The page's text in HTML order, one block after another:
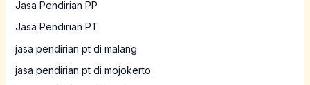
Jasa Pendirian PP
Jasa Pendirian PT
jasa pendirian pt di malang
jasa pendirian pt di mojokerto